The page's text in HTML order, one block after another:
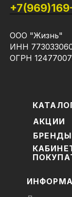
ООО "Жизнь"
ИНН
ОГРН
БРЕНДЫ
АКЦИИ